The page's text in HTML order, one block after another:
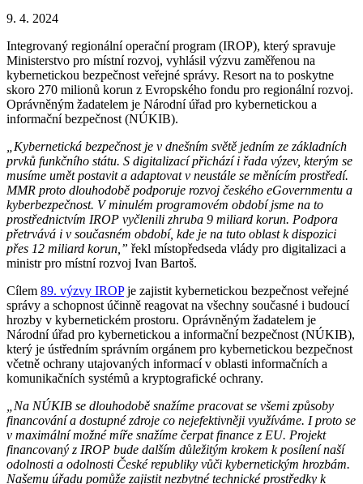
9. 4. 2024
Integrovaný regionální operační program (IROP), který spravuje
Ministerstvo pro místní rozvoj, vyhlásil výzvu zaměřenou na
kybernetickou bezpečnost veřejné správy. Resort na to poskytne
skoro 270 milionů korun z Evropského fondu pro regionální rozvoj.
Oprávněným žadatelem je Národní úřad pro kybernetickou a
informační bezpečnost (NÚKIB).
„Kybernetická bezpečnost je v dnešním světě jedním ze základních
prvků funkčního státu. S digitalizací přichází i řada výzev, kterým se
musíme umět postavit a adaptovat v neustále se měnícím prostředí.
MMR proto dlouhodobě podporuje rozvoj českého eGovernmentu a
kyberbezpečnost. V minulém programovém období jsme na to
prostřednictvím IROP vyčlenili zhruba 9 miliard korun. Podpora
přetrvává i v současném období, kde je na tuto oblast k dispozici
přes 12 miliard korun,” řekl místopředseda vlády pro digitalizaci a
ministr pro místní rozvoj Ivan Bartoš.
Cílem 89. výzvy IROPje zajistit kybernetickou bezpečnost veřejné
správy a schopnost účinně reagovat na všechny současné i budoucí
hrozby v kybernetickém prostoru. Oprávněným žadatelem je
Národní úřad pro kybernetickou a informační bezpečnost (NÚKIB),
který je ústředním správním orgánem pro kybernetickou bezpečnost
včetně ochrany utajovaných informací v oblasti informačních a
komunikačních systémů a kryptografické ochrany.
„Na NÚKIB se dlouhodobě snažíme pracovat se všemi způsoby
financování a dostupné zdroje co nejefektivněji využíváme. I proto se
v maximální možné míře snažíme čerpat finance z EU. Projekt
financovaný z IROP bude dalším důležitým krokem k posílení naší
odolnosti a odolnosti České republiky vůči kybernetickým hrozbám.
Našemu úřadu pomůže zajistit nezbytné technické prostředky k